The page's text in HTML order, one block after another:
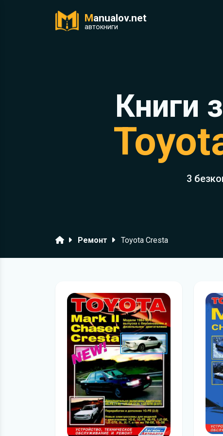
Manualov.net
автокниги
Книги
3
ГоловнаРемонт Toyota Cresta